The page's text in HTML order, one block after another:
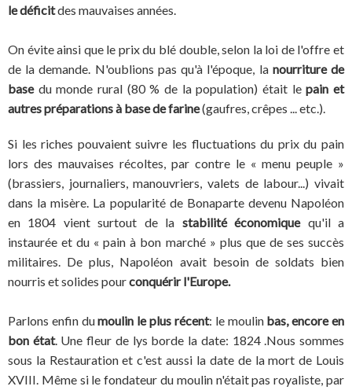
le déficitdes mauvaises années.
On évite ainsi que le prix du blé double, selon la loi de l'offre et
de la demande. N'oublions pas qu'à l'époque, lanourriture de
basedu monde rural (80 % de la population) était lepain et
autres préparations à base de farine(gaufres, crêpes ... etc.).
Si les riches pouvaient suivre les fluctuations du prix du pain
lors des mauvaises récoltes, par contre le « menu peuple »
(brassiers, journaliers, manouvriers, valets de labour...) vivait
dans la misère. La popularité de Bonaparte devenu Napoléon
en 1804 vient surtout de la stabilité économiquequ'il a
instaurée et du « pain à bon marché » plus que de ses succès
militaires. De plus, Napoléon avait besoin de soldats bien
nourris et solides pourconquérir l'Europe.
Parlons enfin dumoulin le plus récent: le moulin bas, encore en
bon état. Une fleur de lys borde la date: 1824 .Nous sommes
sous la Restauration et c'est aussi la date de la mort de Louis
XVIII. Même si le fondateur du moulin n'était pas royaliste, par